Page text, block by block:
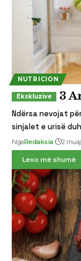
NUTRICION
3
Ndërsa nevojat
sinjalet e urisë
NgaRedaksia 2
Lexo më shumë